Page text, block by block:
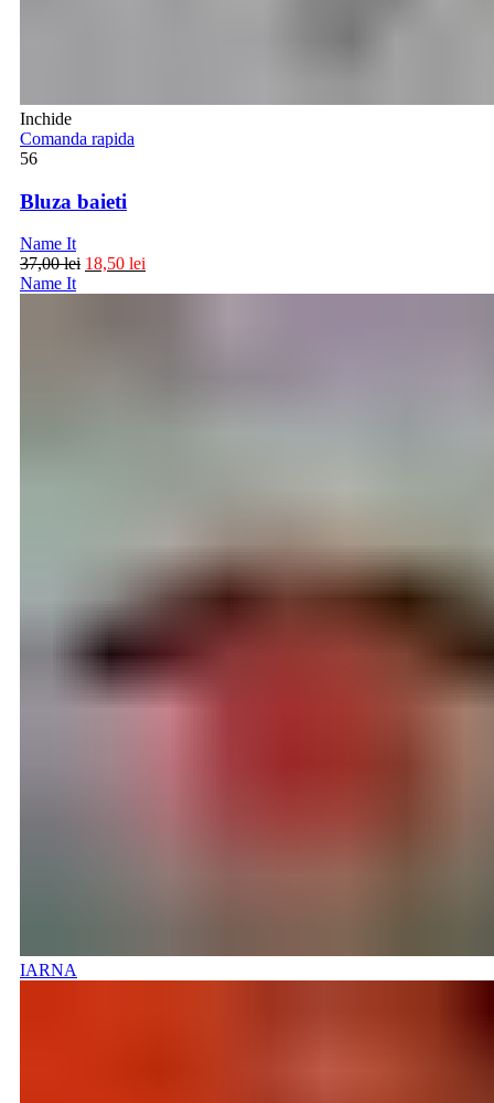
Inchide
Comanda rapida
56
Bluza baieti
Name It
37,00lei 18,50 lei
Name It
IARNA